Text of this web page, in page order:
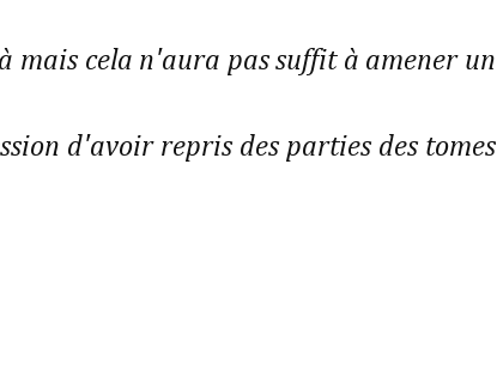
cela n'aura pas suffit à amener un
d'avoir repris des parties des tomes